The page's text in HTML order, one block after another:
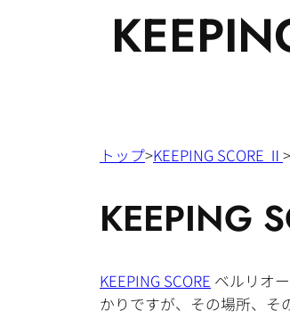
トップ>KEEPING SCORE Ⅱ
KEEPING
KEEPING SCORE ベルリオ
かりですが、その場所、そ